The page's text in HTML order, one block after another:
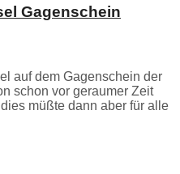
Gagenschein
auf dem Gagenschein der
schon vor geraumer Zeit
müßte dann aber für alle